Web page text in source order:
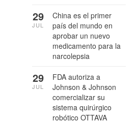
China es el primer
país del mundo en
aprobar un nuevo
medicamento para la
narcolepsia
29
JUL
FDA autoriza a
Johnson & Johnson
comercializar su
sistema quirúrgico
robótico OTTAVA
29
JUL